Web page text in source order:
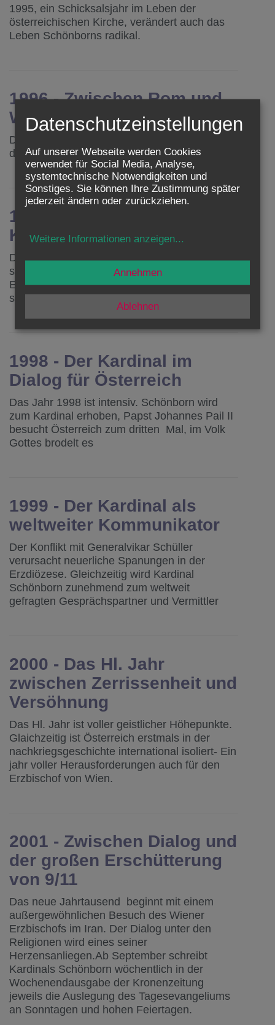
1995, ein Schicksalsjahr im Leben der
österreichischen Kirche, verändert auch das
Leben Schönborns radikal.
1996 - Zwischen Rom und
Wien
Die Hoffnung auf einen neuen Frühling und
der unvermeidliche Widerstand.
1997 - Auf den Spuren von
Kardinal König
Das Jahr 1997 ist gekennzeichnet von einem
stetig größeren Radius des Wirkens von
Erzbischof Schönborn. Langsam ähnelt er
seinem Vorvorgänger Franz König.
1998 - Der Kardinal im
Dialog für Österreich
Das Jahr 1998 ist intensiv. Schönborn wird
zum Kardinal erhoben, Papst Johannes Pail II
besucht Österreich zum dritten Mal, im Volk
Gottes brodelt es
1999 - Der Kardinal als
weltweiter Kommunikator
Der Konflikt mit Generalvikar Schüller
verursacht neuerliche Spanungen in der
Erzdiözese. Gleichzeitig wird Kardinal
Schönborn zunehmend zum weltweit
gefragten Gesprächspartner und Vermittler
2000 - Das Hl. Jahr
zwischen Zerrissenheit und
Versöhnung
Das Hl. Jahr ist voller geistlicher Höhepunkte.
Glaichzeitig ist Österreich erstmals in der
nachkriegsgeschichte international isoliert- Ein
jahr voller Herausforderungen auch für den
Erzbischof von Wien.
2001 - Zwischen Dialog und
der großen Erschütterung
von 9/11
Das neue Jahrtausend beginnt mit einem
außergewöhnlichen Besuch des Wiener
Erzbischofs im Iran. Der Dialog unter den
Religionen wird eines seiner
Herzensanliegen.Ab September schreibt
Kardinals Schönborn wöchentlich in der
Wochenendausgabe der Kronenzeitung
jeweils die Auslegung des Tagesevangeliums
an Sonntagen und hohen Feiertagen.
Datenschutzeinstellungen
Auf unserer Webseite werden Cookies
verwendet für Social Media, Analyse,
systemtechnische Notwendigkeiten und
Sonstiges. Sie können Ihre Zustimmung später
jederzeit ändern oder zurückziehen.
Weitere Informationen anzeigen...
Ablehnen
Annehmen